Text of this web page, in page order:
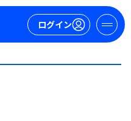
ログイン